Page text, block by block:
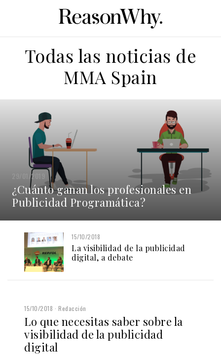
Todas las noticias de
MMA Spain
29/01/2019
¿Cuánto ganan los profesionales en
Publicidad Programática?
15/10/2018
La visibilidad de la publicidad
digital, a debate
15/10/2018 Redacción
Lo que necesitas saber sobre la
visibilidad de la publicidad
digital